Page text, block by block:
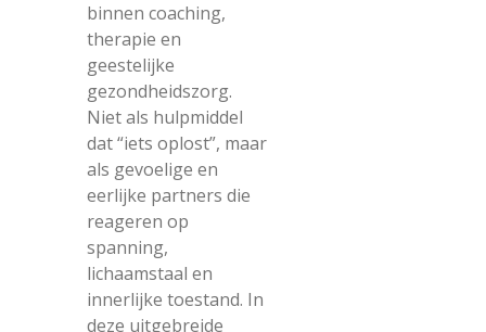
binnen coaching,
therapie en
geestelijke
gezondheidszorg.
Niet als hulpmiddel
dat “iets oplost”, maar
als gevoelige en
eerlijke partners die
reageren op
spanning,
lichaamstaal en
innerlijke toestand. In
deze uitgebreide